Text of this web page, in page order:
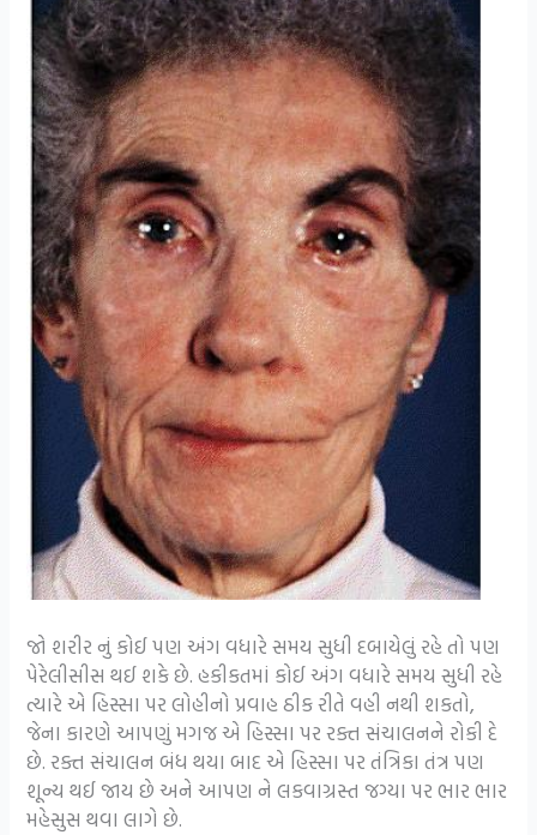
જો શરીર નું કોઈ પણ અંગ વધારે સમય સુધી દબાયેલું રહે તો પણ
પેરેલીસીસ થઈ શકે છે. હકીકતમાં કોઈ અંગ વધારે સમય સુધી રહે
ત્યારે એ હિસ્સા પર લોહીનો પ્રવાહ ઠીક રીતે વહી નથી શકતો,
જેના કારણે આપણું મગજ એ હિસ્સા પર રક્ત સંચાલનને રોકી દે
છે. રક્ત સંચાલન બંધ થયા બાદ એ હિસ્સા પર તંત્રિકા તંત્ર પણ
શૂન્ય થઈ જાય છે અને આપણ ને લકવાગ્રસ્ત જગ્યા પર ભાર ભાર
મહેસુસ થવા લાગે છે.